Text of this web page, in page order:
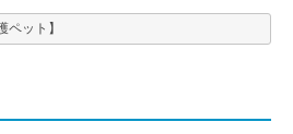
ペット】